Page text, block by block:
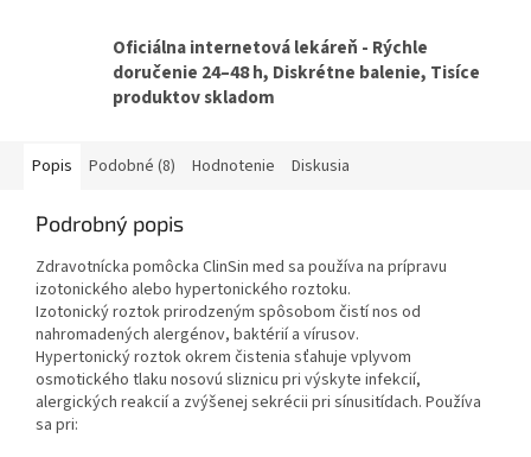
Oficiálna internetová lekáreň - Rýchle
doručenie 24–48 h, Diskrétne balenie, Tisíce
produktov skladom
Popis Podobné (8) Hodnotenie Diskusia
Podrobný popis
Zdravotnícka pomôcka ClinSin med sa používa na prípravu
izotonického alebo hypertonického roztoku.
Izotonický roztok prirodzeným spôsobom čistí nos od
nahromadených alergénov, baktérií a vírusov.
Hypertonický roztok okrem čistenia sťahuje vplyvom
osmotického tlaku nosovú sliznicu pri výskyte infekcií,
alergických reakcií a zvýšenej sekrécii pri sínusitídach. Používa
sa pri: